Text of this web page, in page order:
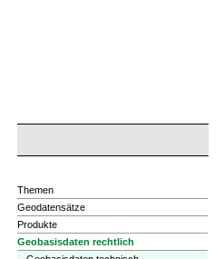
Themen
Geodatensätze
Produkte
Geobasisdaten rechtlich